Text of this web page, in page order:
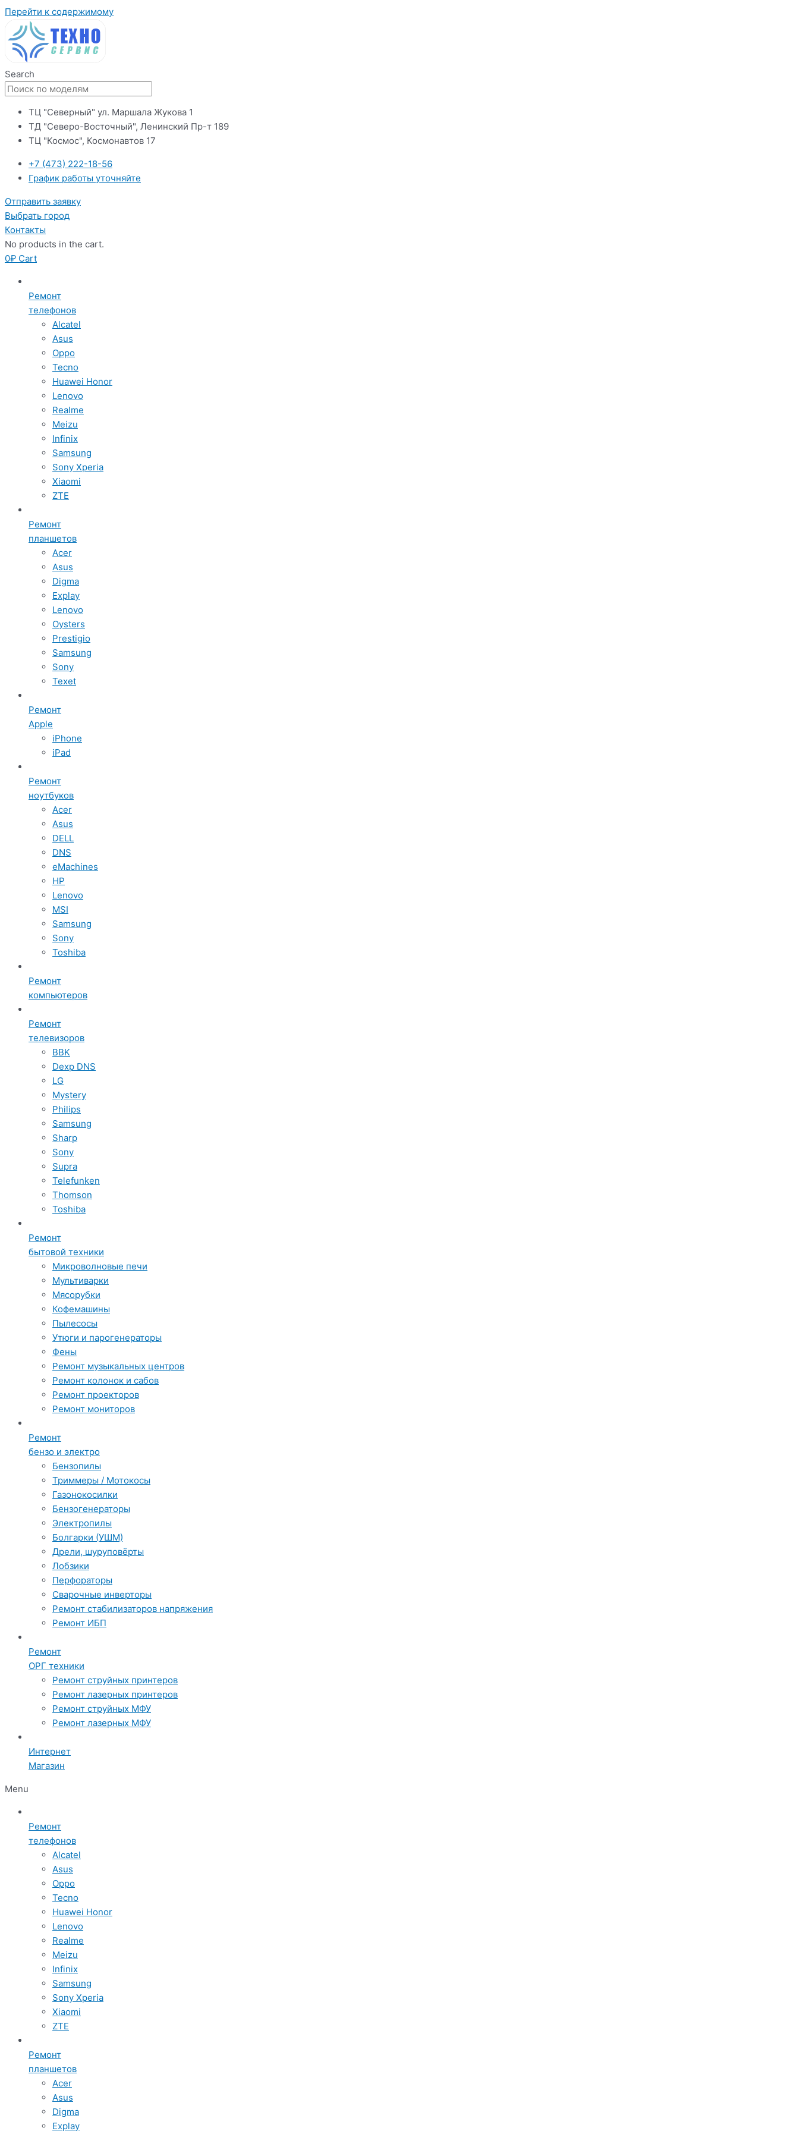
Перейти к содержимому
Search
ТЦ "Северный" ул. Маршала Жукова 1
ТД "Северо-Восточный", Ленинский Пр-т 189
ТЦ "Космос", Космонавтов 17
+7 (473) 222-18-56
График работы уточняйте
Отправить заявку
Выбрать город
Контакты
No products in the cart.
0₽ Cart
Ремонт
телефонов
Alcatel
Asus
Oppo
Tecno
Huawei Honor
Lenovo
Realme
Meizu
Infinix
Samsung
Sony Xperia
Xiaomi
ZTE
Ремонт
планшетов
Acer
Asus
Digma
Explay
Lenovo
Oysters
Prestigio
Samsung
Sony
Texet
Ремонт
Apple
iPhone
iPad
Ремонт
ноутбуков
Acer
Asus
DELL
DNS
eMachines
HP
Lenovo
MSI
Samsung
Sony
Toshiba
Ремонт
компьютеров
Ремонт
телевизоров
BBK
Dexp DNS
LG
Mystery
Philips
Samsung
Sharp
Sony
Supra
Telefunken
Thomson
Toshiba
Ремонт
бытовой техники
Микроволновые печи
Мультиварки
Мясорубки
Кофемашины
Пылесосы
Утюги и парогенераторы
Фены
Ремонт музыкальных центров
Ремонт колонок и сабов
Ремонт проекторов
Ремонт мониторов
Ремонт
бензо и электро
Бензопилы
Триммеры / Мотокосы
Газонокосилки
Бензогенераторы
Электропилы
Болгарки (УШМ)
Дрели, шуруповёрты
Лобзики
Перфораторы
Сварочные инверторы
Ремонт стабилизаторов напряжения
Ремонт ИБП
Ремонт
ОРГ техники
Ремонт струйных принтеров
Ремонт лазерных принтеров
Ремонт струйных МФУ
Ремонт лазерных МФУ
Интернет
Магазин
Menu
Ремонт
телефонов
Alcatel
Asus
Oppo
Tecno
Huawei Honor
Lenovo
Realme
Meizu
Infinix
Samsung
Sony Xperia
Xiaomi
ZTE
Ремонт
планшетов
Acer
Asus
Digma
Explay